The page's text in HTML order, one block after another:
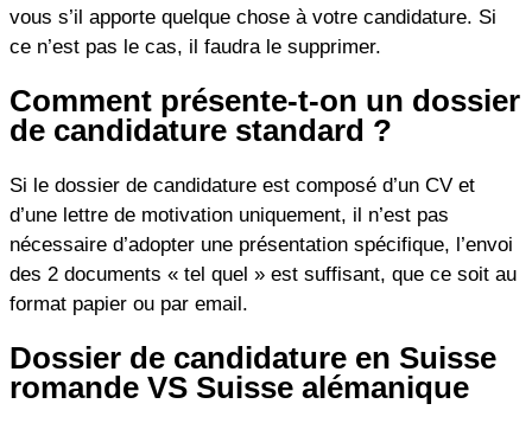
vous s’il apporte quelque chose à votre candidature. Si
ce n’est pas le cas, il faudra le supprimer.
Comment présente-t-on un dossier
de candidature standard ?
Si le dossier de candidature est composé d’un CV et
d’une lettre de motivation uniquement, il n’est pas
nécessaire d’adopter une présentation spécifique, l’envoi
des 2 documents « tel quel » est suffisant, que ce soit au
format papier ou par email.
Dossier de candidature en Suisse
romande VS Suisse alémanique